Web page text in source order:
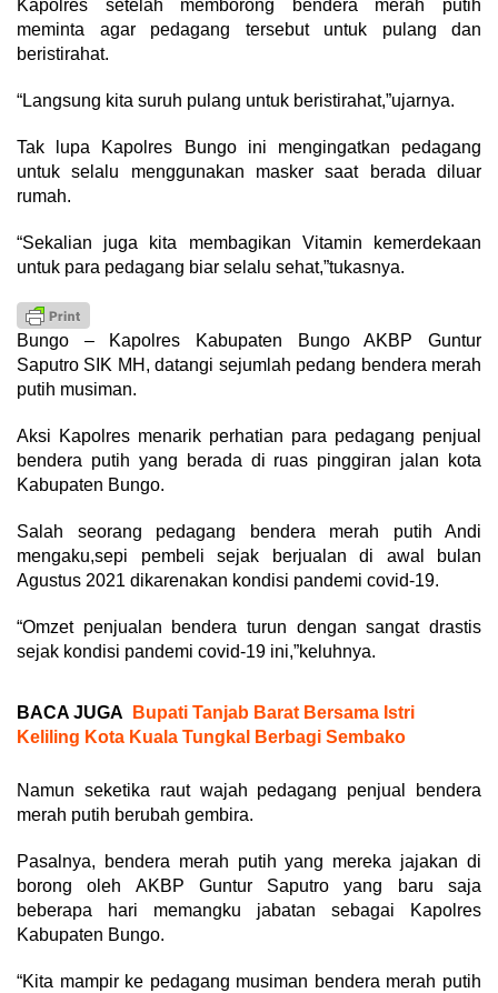
Kapolres setelah memborong bendera merah putih
meminta agar pedagang tersebut untuk pulang dan
beristirahat.
“Langsung kita suruh pulang untuk beristirahat,”ujarnya.
Tak lupa Kapolres Bungo ini mengingatkan pedagang
untuk selalu menggunakan masker saat berada diluar
rumah.
“Sekalian juga kita membagikan Vitamin kemerdekaan
untuk para pedagang biar selalu sehat,”tukasnya.
Bungo – Kapolres Kabupaten Bungo AKBP Guntur
Saputro SIK MH, datangi sejumlah pedang bendera merah
putih musiman.
Aksi Kapolres menarik perhatian para pedagang penjual
bendera putih yang berada di ruas pinggiran jalan kota
Kabupaten Bungo.
Salah seorang pedagang bendera merah putih Andi
mengaku,sepi pembeli sejak berjualan di awal bulan
Agustus 2021 dikarenakan kondisi pandemi covid-19.
“Omzet penjualan bendera turun dengan sangat drastis
sejak kondisi pandemi covid-19 ini,”keluhnya.
BACA JUGA
Bupati Tanjab Barat Bersama Istri
Keliling Kota Kuala Tungkal Berbagi Sembako
Namun seketika raut wajah pedagang penjual bendera
merah putih berubah gembira.
Pasalnya, bendera merah putih yang mereka jajakan di
borong oleh AKBP Guntur Saputro yang baru saja
beberapa hari memangku jabatan sebagai Kapolres
Kabupaten Bungo.
“Kita mampir ke pedagang musiman bendera merah putih